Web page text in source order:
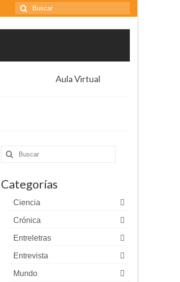
Buscar
por:
Aula Virtual
Buscar
por:
Categorías
Ciencia
Crónica
Entreletras
Entrevista
Mundo